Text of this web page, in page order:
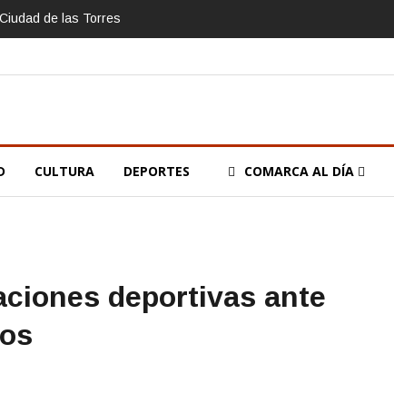
de las Torres
CULTURA DEPORTES COMARCA AL DÍA
deportivas ante